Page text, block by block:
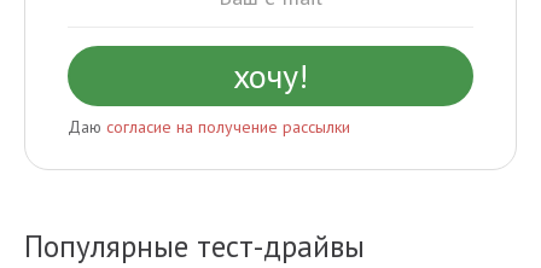
Даю согласие на получение рассылки
Популярные тест-драйвы